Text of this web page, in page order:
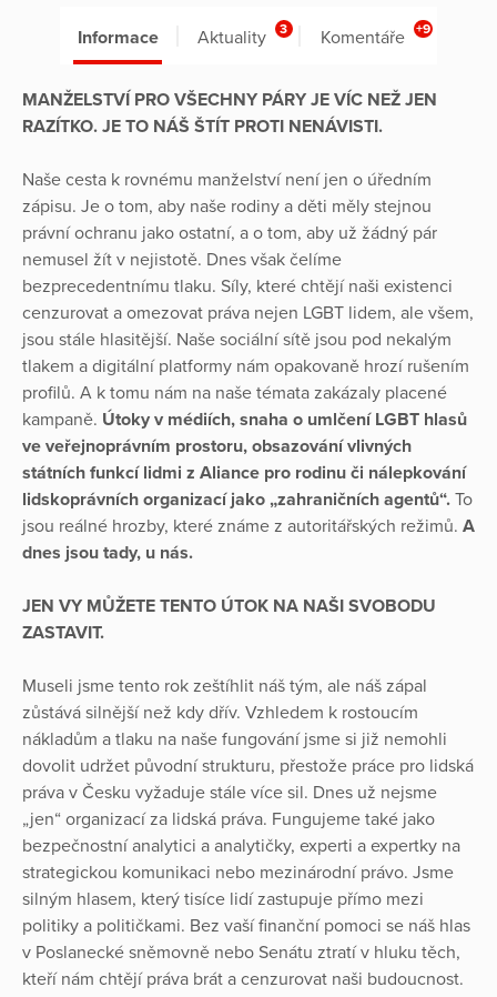
Informace Aktuality 3 Komentáře +9
MANŽELSTVÍ PRO VŠECHNY PÁRY JE VÍC NEŽ JEN
RAZÍTKO. JE TO NÁŠ ŠTÍT PROTI NENÁVISTI.
Naše cesta k rovnému manželství není jen o úředním
zápisu. Je o tom, aby naše rodiny a děti měly stejnou
právní ochranu jako ostatní, a o tom, aby už žádný pár
nemusel žít v nejistotě. Dnes však čelíme
bezprecedentnímu tlaku. Síly, které chtějí naši existenci
cenzurovat a omezovat práva nejen LGBT lidem, ale všem,
jsou stále hlasitější. Naše sociální sítě jsou pod nekalým
tlakem a digitální platformy nám opakovaně hrozí rušením
profilů. A k tomu nám na naše témata zakázaly placené
kampaně. Útoky v médiích, snaha o umlčení LGBT hlasů
ve veřejnoprávním prostoru, obsazování vlivných
státních funkcí lidmi z Aliance pro rodinu či nálepkování
lidskoprávních organizací jako „zahraničních agentů“. To
jsou reálné hrozby, které známe z autoritářských režimů. A
dnes jsou tady, u nás.
JEN VY MŮŽETE TENTO ÚTOK NA NAŠI SVOBODU
ZASTAVIT.
Museli jsme tento rok zeštíhlit náš tým, ale náš zápal
zůstává silnější než kdy dřív. Vzhledem k rostoucím
nákladům a tlaku na naše fungování jsme si již nemohli
dovolit udržet původní strukturu, přestože práce pro lidská
práva v Česku vyžaduje stále více sil. Dnes už nejsme
„jen“ organizací za lidská práva. Fungujeme také jako
bezpečnostní analytici a analytičky, experti a expertky na
strategickou komunikaci nebo mezinárodní právo. Jsme
silným hlasem, který tisíce lidí zastupuje přímo mezi
politiky a političkami. Bez vaší finanční pomoci se náš hlas
v Poslanecké sněmovně nebo Senátu ztratí v hluku těch,
kteří nám chtějí práva brát a cenzurovat naši budoucnost.